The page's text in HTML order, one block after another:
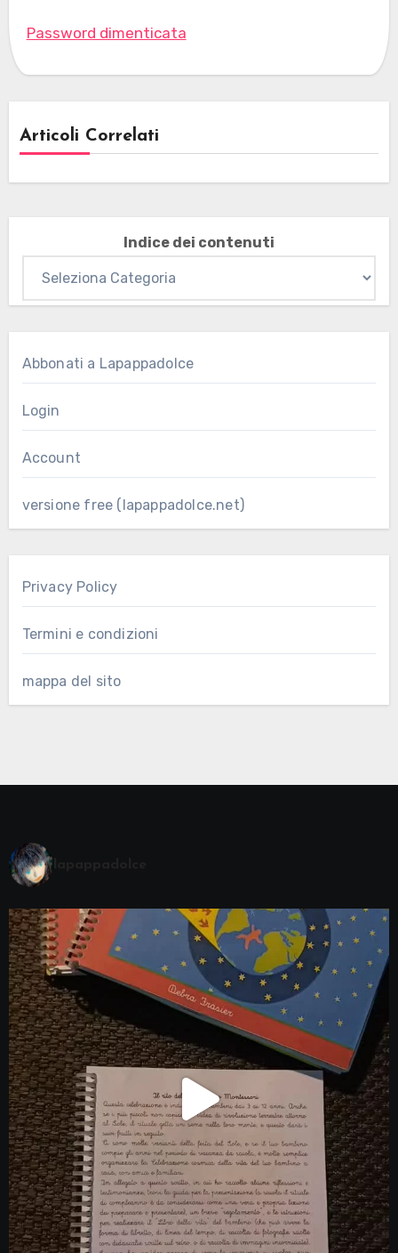
Password dimenticata
Articoli Correlati
Indice dei contenuti
Abbonati a Lapappadolce
Login
Account
versione free (lapappadolce.net)
Privacy Policy
Termini e condizioni
mappa del sito